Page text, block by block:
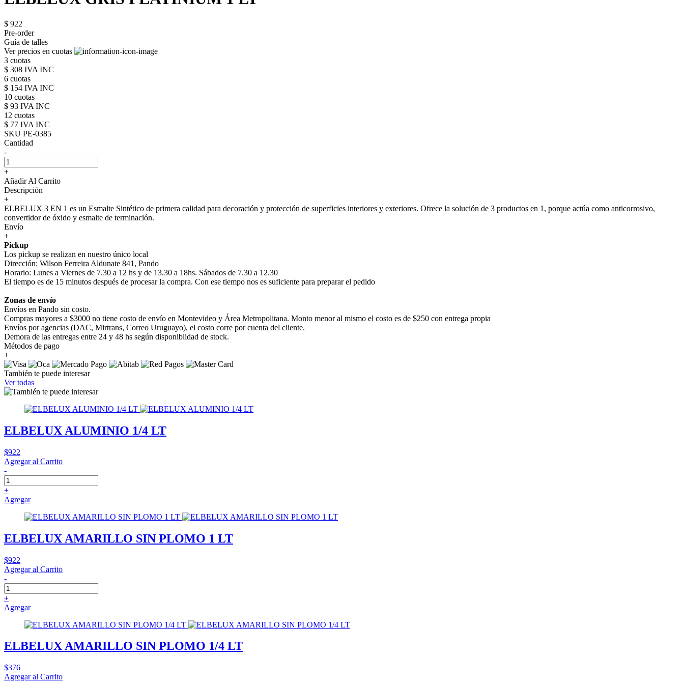
$ 922
Pre-order
Guía de talles
Ver precios en cuotas
3 cuotas
$ 308 IVA INC
6 cuotas
$ 154 IVA INC
10 cuotas
$ 93 IVA INC
12 cuotas
$ 77 IVA INC
SKU PE-0385
Cantidad
-
+
Añadir Al Carrito
Descripción
+
ELBELUX 3 EN 1 es un Esmalte Sintético de primera calidad para decoración y protección de superficies interiores y exteriores. Ofrece la solución de 3 productos en 1, porque actúa como anticorrosivo,
convertidor de óxido y esmalte de terminación.
Envío
+
Pickup
Los pickup se realizan en nuestro único local
Dirección: Wilson Ferreira Aldunate 841, Pando
Horario: Lunes a Viernes de 7.30 a 12 hs y de 13.30 a 18hs. Sábados de 7.30 a 12.30
El tiempo es de 15 minutos después de procesar la compra. Con ese tiempo nos es suficiente para preparar el pedido
Zonas de envío
Envíos en Pando sin costo.
Compras mayores a $3000 no tiene costo de envío en Montevideo y Área Metropolitana. Monto menor al mismo el costo es de $250 con entrega propia
Envíos por agencias (DAC, Mirtrans, Correo Uruguayo), el costo corre por cuenta del cliente.
Demora de las entregas entre 24 y 48 hs según disponiblidad de stock.
Métodos de pago
+
También te puede interesar
Ver todas
ELBELUX ALUMINIO 1/4 LT
$922
Agregar al Carrito
-
+
Agregar
ELBELUX AMARILLO SIN PLOMO 1 LT
$922
Agregar al Carrito
-
+
Agregar
ELBELUX AMARILLO SIN PLOMO 1/4 LT
$376
Agregar al Carrito